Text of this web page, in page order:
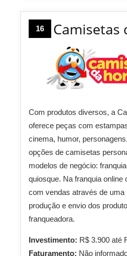
16 Camisetas
Com produtos diversos, a
oferece peças com
cinema, humor,
opções de camisetas
modelos de negócio:
quiosque. Na franquia online
com vendas através de uma
produção e envio dos
franqueadora.
Investimento: R$ 3.900 até
Faturamento: Não